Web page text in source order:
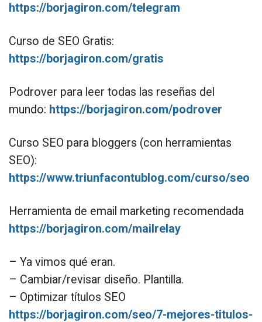
https://borjagiron.com/telegram
Curso de SEO Gratis:
https://borjagiron.com/gratis
Podrover para leer todas las reseñas del
mundo: https://borjagiron.com/podrover
Curso SEO para bloggers (con herramientas
SEO):
https://www.triunfacontublog.com/curso/seo
Herramienta de email marketing recomendada
https://borjagiron.com/mailrelay
– Ya vimos qué eran.
– Cambiar/revisar diseño. Plantilla.
– Optimizar títulos SEO
https://borjagiron.com/seo/7-mejores-titulos-